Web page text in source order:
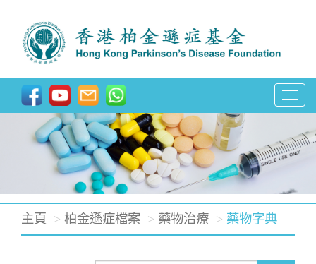
T
g
l
e
主頁 柏金遜症檔案 藥物治療 藥物字典